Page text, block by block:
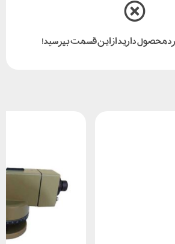
محصول دارید از این قسمت بپرسید!